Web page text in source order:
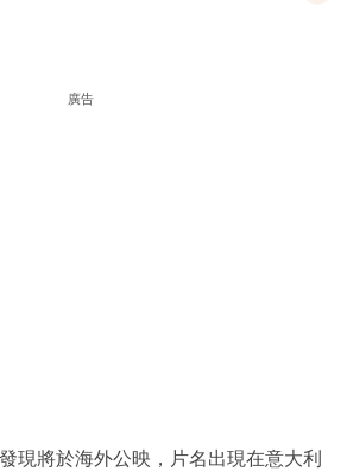
廣告
現將於海外公映，片名出現在意大利